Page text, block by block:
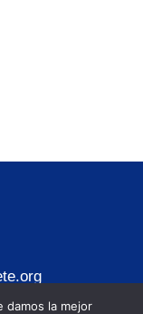
damos la mejor